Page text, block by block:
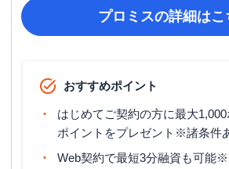
プロミスの詳細はこ
おすすめポイント
はじめてご契約の方に最大
ポイントをプレゼント※諸条件
Web契約で最短3分融資も可能※